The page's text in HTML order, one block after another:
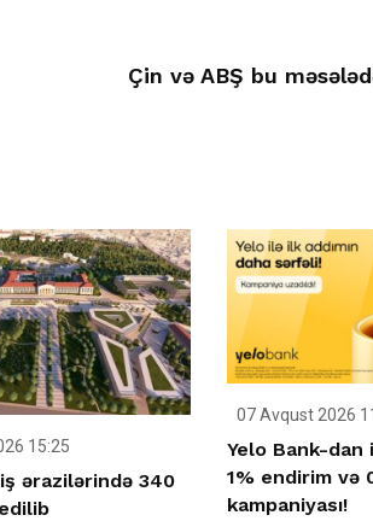
Çin və ABŞ bu
15:25
ərazilərində 340
07 Avqust 2026
Yelo Bank-
1% endirim və
kampaniyası!